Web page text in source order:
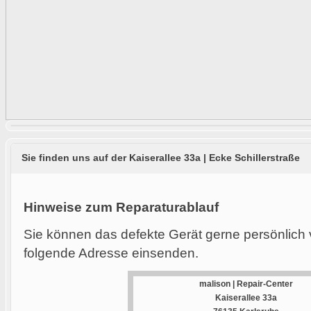
Sie finden uns auf der Kaiserallee 33a | Ecke Schillerstraße
Hinweise zum Reparaturablauf
Sie können das defekte Gerät gerne
folgende Adresse einsenden.
malison | Repair-Center
Kaiserallee 33a